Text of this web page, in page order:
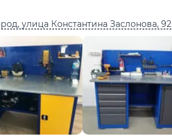
улица Константина Заслонова, 92